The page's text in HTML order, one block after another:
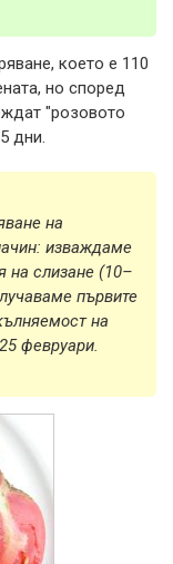
което е 110
но според
"розовото
дни.
на
изваждаме
на слизане (10–
първите
на
февруари.